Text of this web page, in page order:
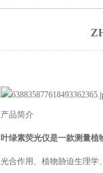
产品简介
叶绿素荧光仪是一款测量植
光合作用、植物胁迫生理学